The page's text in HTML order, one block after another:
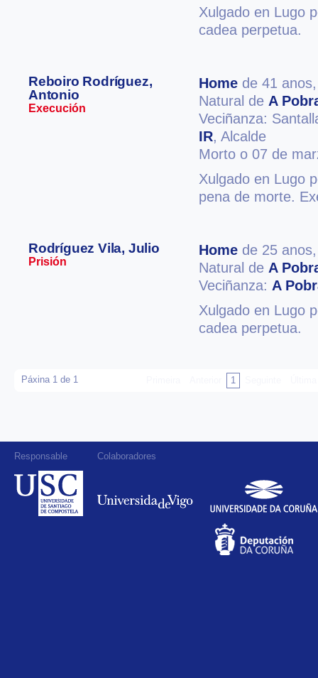
Xulgado en Lugo
cadea perpetua.
Reboiro Rodríguez,
Antonio
Execución
Home de 41
Natural de A
Veciñanza:
IR, Alcalde
Morto o 07 de
Xulgado en Lugo
pena de morte.
Rodríguez Vila, Julio
Prisión
Home de 25
Natural de A
Veciñanza: A
Xulgado en Lugo
cadea perpetua.
Páxina 1 de 1 1
Responsable Colaboradores